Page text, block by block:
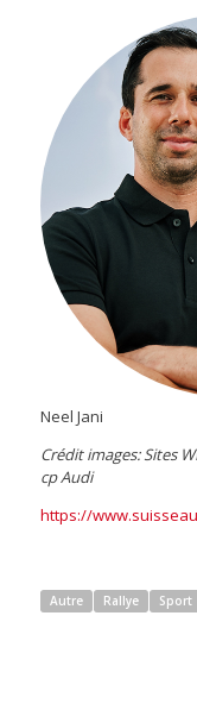
Neel Jani
Crédit images: Sites
cp Audi
https://
Autre Rallye Sport